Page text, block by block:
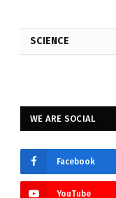
SCIENCE
WE ARE SOCIAL
Facebook
YouTube